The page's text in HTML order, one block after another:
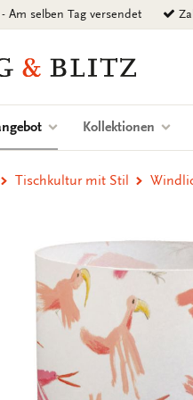
Am selben Tag versendet
(current)Kollektionen
Tischkultur mit Stil